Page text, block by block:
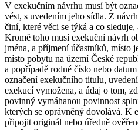
V exekučním návrhu musí být
vést, s uvedením jeho sídla. Z
činí, které věci se týká a co
Kromě toho musí exekuční návrh
jména, a příjmení účastníků, místo
místo pobytu na území České
a popřípadě rodné číslo nebo
označení exekučního titulu,
exekucí vymožena, a údaj o tom,
povinný vymáhanou povinnost
kterých se oprávněný dovolává. K
připojit originál nebo úředně